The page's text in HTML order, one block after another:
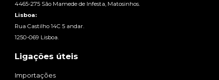
4465-275 São Mamede de Infesta, Matosinhos.
Lisboa:
Rua Castilho 14C 5 andar.
1250-069 Lisboa.
Ligações úteis
Importações